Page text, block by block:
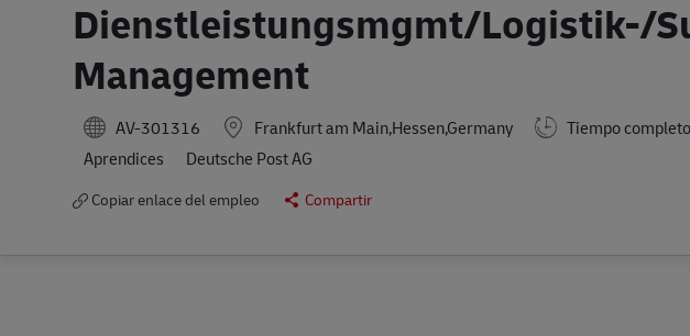
Dienstleistungsmgmt/Logistik-/
Management
AV-301316 Frankfurt am Main,Hessen,Germany Tiempo completo
Aprendices
Deutsche Post AG
Copiar enlace del empleo Compartir